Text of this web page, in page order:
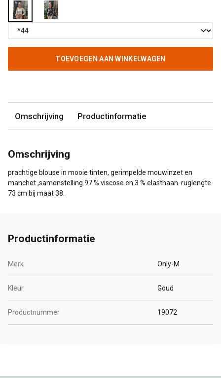
TOEVOEGEN AAN WINKELWAGEN
Omschrijving Productinformatie
Omschrijving
prachtige blouse in mooie tinten, gerimpelde mouwinzet en
manchet ,samenstelling 97 % viscose en 3 % elasthaan. ruglengte
73 cm bij maat 38.
Productinformatie
Merk Only-M
Kleur Goud
Productnummer 19072